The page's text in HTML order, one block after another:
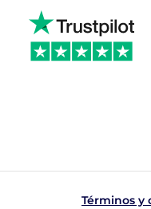
Términos y